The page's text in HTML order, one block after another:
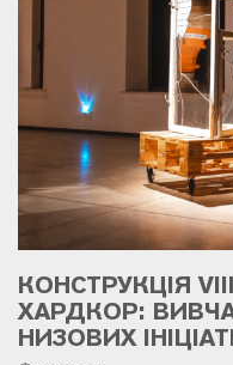
КОНСТРУКЦІЯ
ХАРДКОР:
НИЗОВИХ